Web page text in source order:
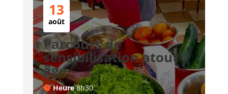
13
août
Parcours de
sensibilisation atout
âge
Heure8h30